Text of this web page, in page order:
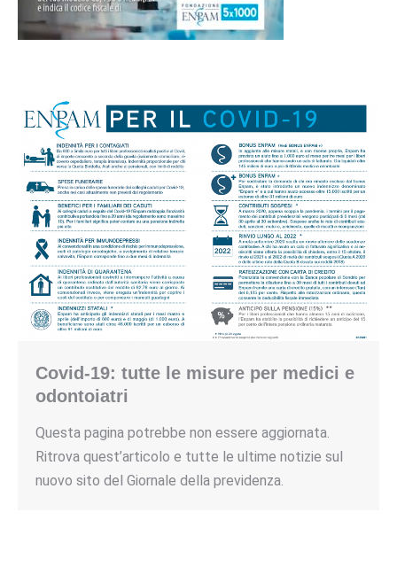
Covid-19: tutte le misure per medici e
odontoiatri
Questa pagina potrebbe non essere aggiornata.
Ritrova quest’articolo e tutte le ultime notizie sul
nuovo sito del Giornale della previdenza.